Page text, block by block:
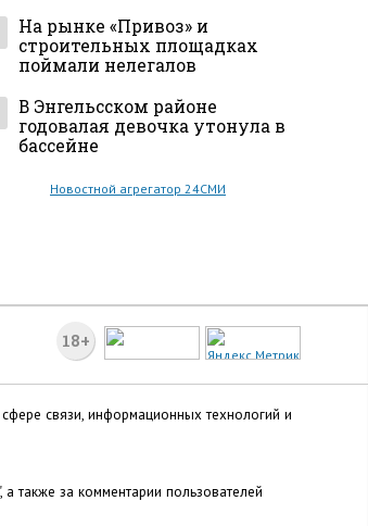
На рынке «Привоз» и
строительных площадках
поймали нелегалов
В Энгельсском районе
годовалая девочка утонула в
бассейне
Новостной агрегатор 24СМИ
18+
связи, информационных технологий и
также за комментарии пользователей